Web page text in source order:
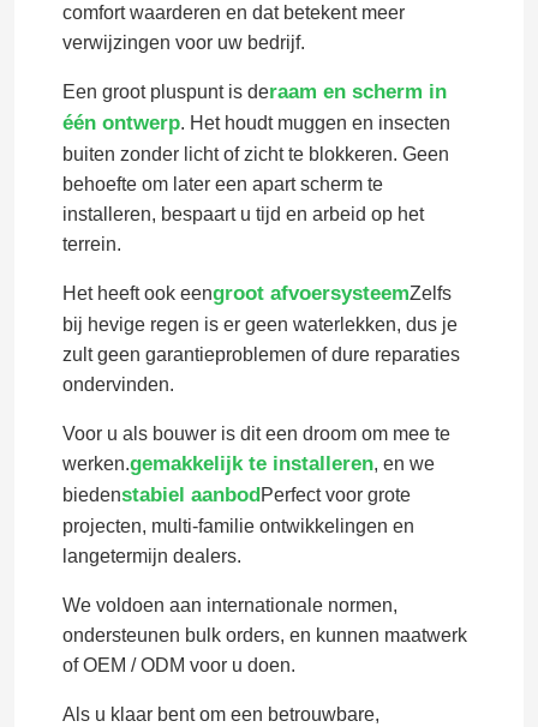
comfort waarderen en dat betekent meer
verwijzingen voor uw bedrijf.
Een groot pluspunt is deraam en scherm in
één ontwerp. Het houdt muggen en insecten
buiten zonder licht of zicht te blokkeren. Geen
behoefte om later een apart scherm te
installeren, bespaart u tijd en arbeid op het
terrein.
Het heeft ook eengroot afvoersysteemZelfs
bij hevige regen is er geen waterlekken, dus je
zult geen garantieproblemen of dure reparaties
ondervinden.
Voor u als bouwer is dit een droom om mee te
werken.gemakkelijk te installeren, en we
biedenstabiel aanbodPerfect voor grote
projecten, multi-familie ontwikkelingen en
langetermijn dealers.
We voldoen aan internationale normen,
ondersteunen bulk orders, en kunnen maatwerk
of OEM / ODM voor u doen.
Als u klaar bent om een betrouwbare,